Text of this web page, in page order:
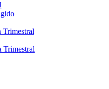
Trimestral
Trimestral